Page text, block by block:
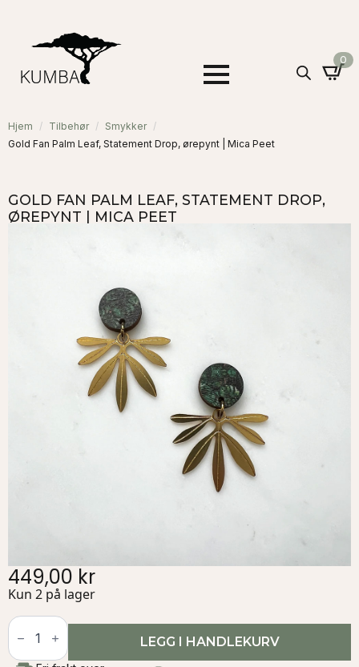
0
Hjem Tilbehør
Smykker
Gold Fan Palm Leaf, Statement Drop, ørepynt | Mica Peet
GOLD FAN PALM LEAF, STATEMENT DROP,
ØREPYNT | MICA PEET
449,00 kr
Kun 2 på lager
Gold
Fan
Palm
Leaf,
LEGG I HANDLEKURV